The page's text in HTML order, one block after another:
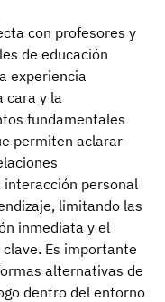
con profesores y
de educación
experiencia
cara y la
fundamentales
permiten aclarar
personal
limitando las
inmediata y el
Es importante
alternativas de
dentro del entorno